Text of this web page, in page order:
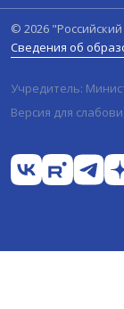
© 2026
Сведения об
Учредитель:
Версия для